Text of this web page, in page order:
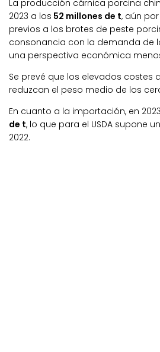
La producción cárnica porcina
2023 a los 52 millones de t, aún
previos a los brotes de peste
consonancia con la demanda de
una perspectiva económica
Se prevé que los elevados costes
reduzcan el peso medio de los
En cuanto a la importación, en
de t, lo que para el USDA supone
2022.